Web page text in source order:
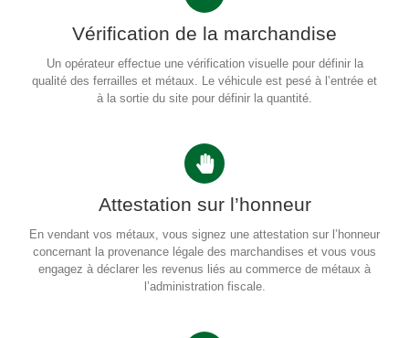
Vérification de la marchandise
Un opérateur effectue une vérification visuelle pour définir la
qualité des ferrailles et métaux. Le véhicule est pesé à l’entrée et
à la sortie du site pour définir la quantité.
Attestation sur l’honneur
En vendant vos métaux, vous signez une attestation sur l’honneur
concernant la provenance légale des marchandises et vous vous
engagez à déclarer les revenus liés au commerce de métaux à
l’administration fiscale.